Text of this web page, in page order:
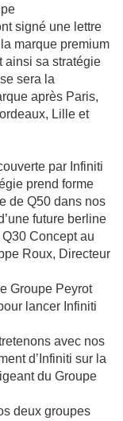
signé une lettre
marque premium
ainsi sa stratégie
sera la
après Paris,
Lille et
par Infiniti
prend forme
de Q50 dans nos
future berline
Concept au
Roux, Directeur
Groupe Peyrot
lancer Infiniti
avec nos
d’Infiniti sur la
du Groupe
deux groupes